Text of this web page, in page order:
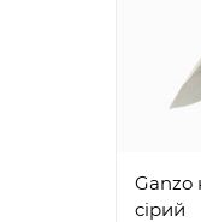
Ganzo
ciрий